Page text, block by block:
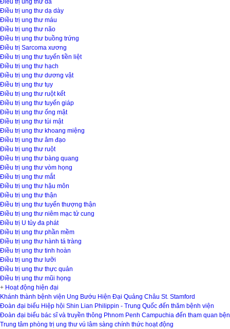
Điều trị ung thư da
Điều trị ung thư dạ dày
Điều trị ung thư máu
Điều trị ung thư não
Điều trị ung thư buồng trứng
Điều trị Sarcoma xương
Điều trị ung thư tuyến tiền liệt
Điều trị ung thư hạch
Điều trị ung thư dương vật
Điều trị ung thư tụy
Điều trị ung thư ruột kết
Điều trị ung thư tuyến giáp
Điều trị ung thư ống mật
Điều trị ung thư túi mật
Điều trị ung thư khoang miệng
Điều trị ung thư âm đạo
Điều trị ung thư ruột
Điều trị ung thư bàng quang
Điều trị ung thư vòm họng
Điều trị ung thư mắt
Điều trị ung thư hậu môn
Điều trị ung thư thận
Điều trị ung thư tuyến thượng thận
Điều trị ung thư niêm mạc tử cung
Điều trị U tủy đa phát
Điều trị ung thư phần mềm
Điều trị ung thư hành tá tràng
Điều trị ung thư tinh hoàn
Điều trị ung thư lưỡi
Điều trị ung thư thực quản
Điều trị ung thư mũi họng
+ Hoạt động hiện đại
Khánh thành bệnh viện Ung Bướu Hiện Đại Quảng Châu St. Stamford
Đoàn đại biểu Hiệp hội Shin Lian Philippin - Trung Quốc đến thăm bệnh viện
Đoàn đại biểu bác sĩ và truyền thông Phnom Penh Campuchia đến tham quan
Trung tâm phòng trị ung thư vú lâm sàng chính thức hoạt động